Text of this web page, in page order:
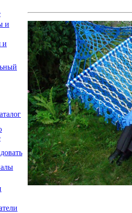
и
и